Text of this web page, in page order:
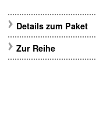
Details zum Paket
Zur Reihe